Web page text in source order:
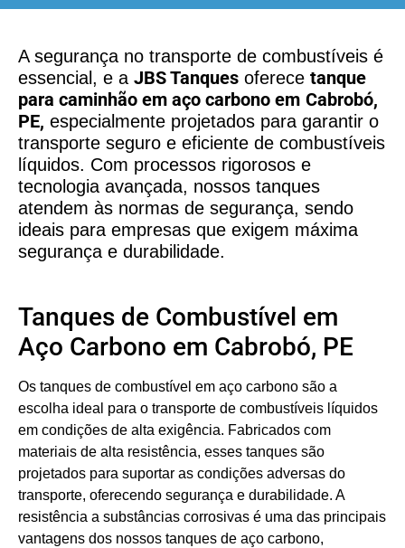
A segurança no transporte de combustíveis é
essencial, e a JBS Tanques oferece tanque
para caminhão em aço carbono em Cabrobó,
PE, especialmente projetados para garantir o
transporte seguro e eficiente de combustíveis
líquidos. Com processos rigorosos e
tecnologia avançada, nossos tanques
atendem às normas de segurança, sendo
ideais para empresas que exigem máxima
segurança e durabilidade.
Tanques de Combustível em
Aço Carbono em Cabrobó, PE
Os tanques de combustível em aço carbono são a
escolha ideal para o transporte de combustíveis líquidos
em condições de alta exigência. Fabricados com
materiais de alta resistência, esses tanques são
projetados para suportar as condições adversas do
transporte, oferecendo segurança e durabilidade. A
resistência a substâncias corrosivas é uma das principais
vantagens dos nossos tanques de aço carbono,